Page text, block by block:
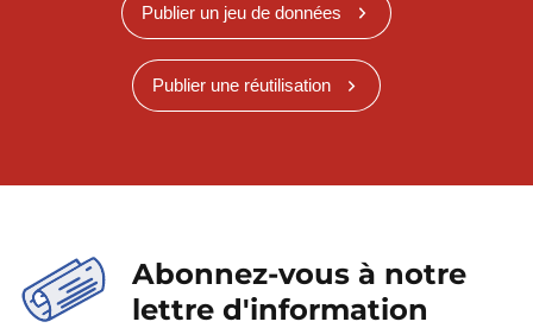
Publier un jeu de données
Publier une réutilisation
Abonnez-vous à notre
lettre d'information